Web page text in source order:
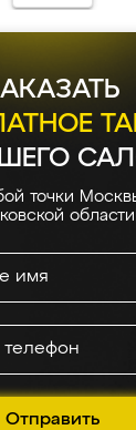
точки
Отправить